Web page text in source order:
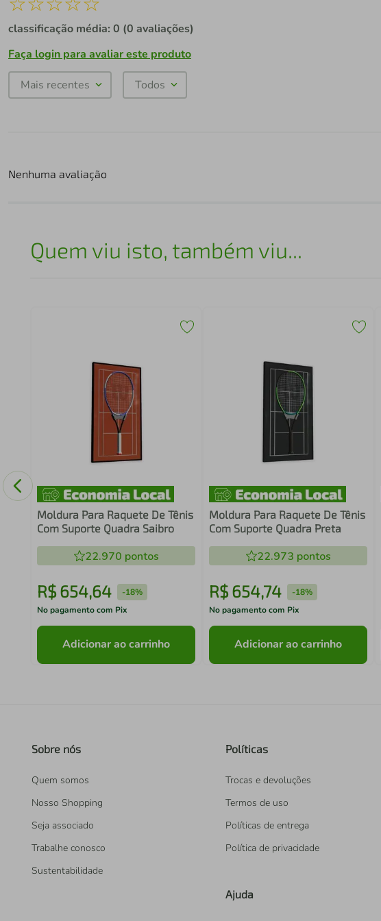
classificação média: 0 (0 avaliações)
Faça login para avaliar este produto
Mais recentes Todos
Nenhuma avaliação
Quem viu isto, também viu...
Moldura Para Raquete De Tênis
Com Suporte Quadra Saibro
22.970 pontos
R$ 654,64 -18%
No pagamento com Pix
Adicionar ao carrinho
Moldura Para Raquete De Tênis
Com Suporte Quadra Preta
22.973 pontos
R$ 654,74 -18%
No pagamento com Pix
Adicionar ao carrinho
Sobre nós
Quem somos
Nosso Shopping
Seja associado
Trabalhe conosco
Sustentabilidade
Políticas
Trocas e devoluções
Termos de uso
Políticas de entrega
Política de privacidade
Ajuda